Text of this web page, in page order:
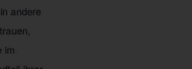
andere
im